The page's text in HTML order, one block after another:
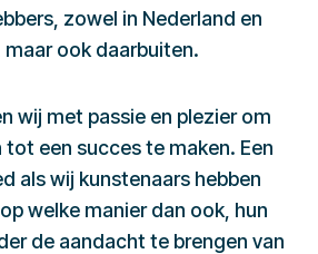
zowel in Nederland en
maar ook daarbuiten.
wij met passie en plezier om
een succes te maken. Een
als wij kunstenaars hebben
welke manier dan ook, hun
de aandacht te brengen van